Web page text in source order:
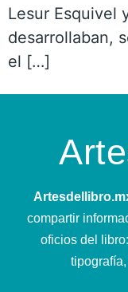
Lesur Esquivel
desarrollaban,
el […]
compartir
oficios del